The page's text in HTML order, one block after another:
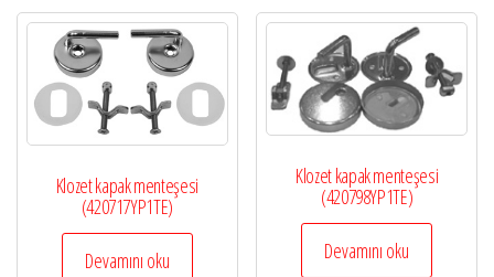
Klozet kapak menteşesi
(420717YP1TE)
Devamını oku
Klozet kapak menteşesi
(420798YP1TE)
Devamını oku